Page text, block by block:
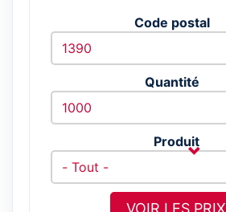
Code postal
Quantité
Produit